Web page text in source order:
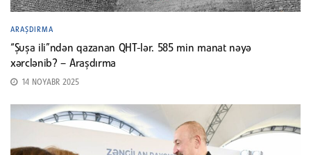
ARAŞDIRMA
“Şuşa ili”ndən qazanan QHT-lər. 585 min manat nəyə
xərclənib? – Araşdırma
14 NOYABR 2025